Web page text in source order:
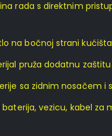
s direktnim
bočnoj strani kućišta
pruža dodatnu zaštitu
sa zidnim nosačem i
baterija, vezicu, kabel